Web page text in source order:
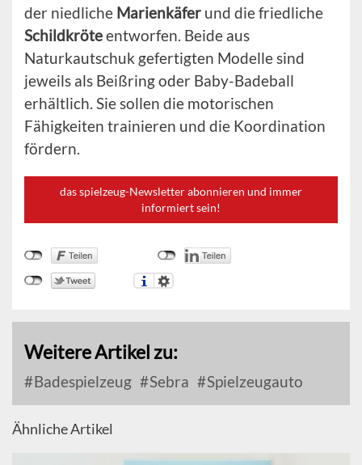
der niedliche Marienkäfer und die friedliche
Schildkröteentworfen. Beide aus
Naturkautschuk gefertigten Modelle sind
jeweils als Beißring oder Baby-Badeball
erhältlich. Sie sollen die motorischen
Fähigkeiten trainieren und die Koordination
fördern.
das spielzeug-Newsletter abonnieren und immer
informiert sein!
Weitere Artikel zu:
Badespielzeug Sebra Spielzeugauto
Ähnliche Artikel